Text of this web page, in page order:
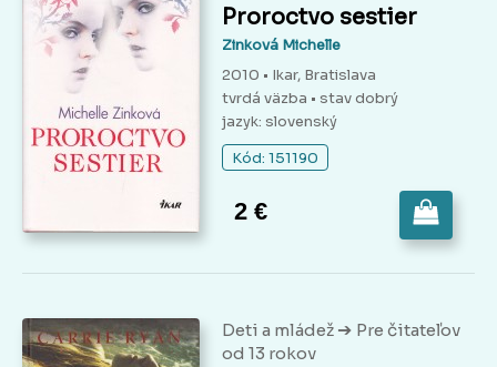
Proroctvo sestier
Zinková Michelle
2010 • Ikar, Bratislava
tvrdá väzba • stav dobrý
jazyk: slovenský
Kód: 151190
2 €
Deti a mládež ➔ Pre čitateľov
od 13 rokov